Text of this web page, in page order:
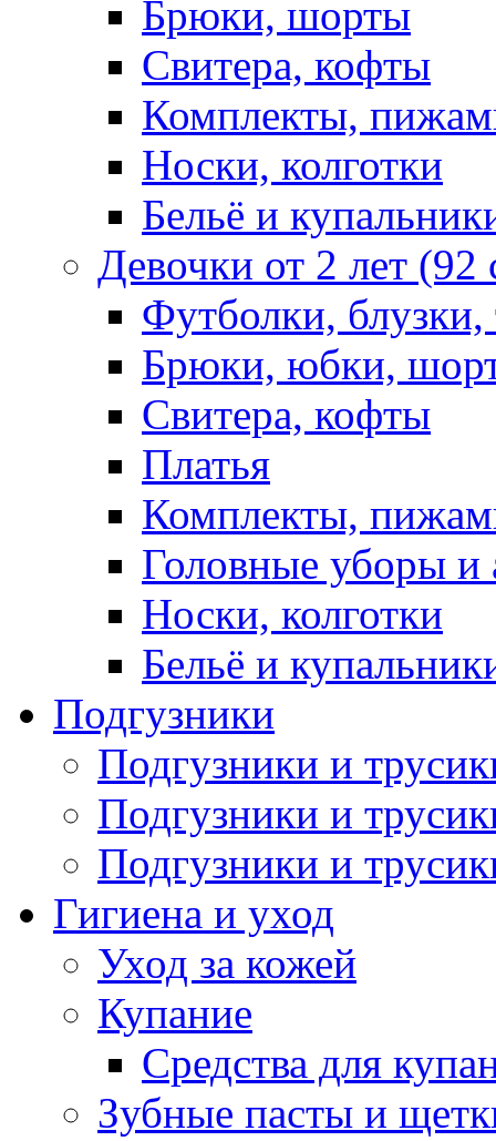
Брюки, шорты
Свитера, кофты
Комплекты,
Носки, колготки
Бельё и
Девочки от 2 лет
Футболки,
Брюки, юбки,
Свитера, кофты
Платья
Комплекты,
Головные уборы и
Носки, колготки
Бельё и
Подгузники
Подгузники и
Подгузники и
Подгузники и
Гигиена и уход
Уход за кожей
Купание
Средства для
Зубные пасты и